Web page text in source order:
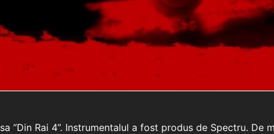
“Din Rai 4”. Instrumentalul a fost produs de Spectru.